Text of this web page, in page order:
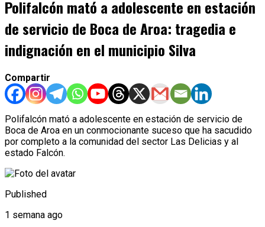
Polifalcón mató a adolescente en estación
de servicio de Boca de Aroa: tragedia e
indignación en el municipio Silva
Compartir
Polifalcón mató a adolescente en estación de servicio de
Boca de Aroa en un conmocionante suceso que ha sacudido
por completo a la comunidad del sector Las Delicias y al
estado Falcón.
Published
1 semana ago